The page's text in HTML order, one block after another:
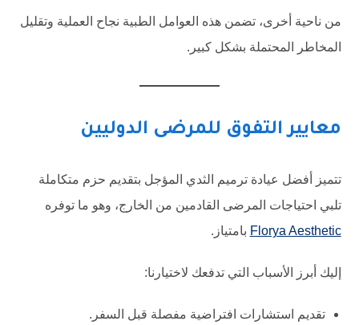
من ناحية أخرى، تضمن هذه العوامل الطبية نجاح العملية وتقليل
المخاطر المحتملة بشكل كبير.
معايير التفوق للمرضى الدوليين
تتميز أفضل عيادة ترميم الثدي المؤجل بتقديم حزم متكاملة
تلبي احتياجات المرضى القادمين من الخارج، وهو ما توفره
Florya Aesthetic بامتياز.
إليك أبرز الأسباب التي تدفعك لاختيارنا:
تقديم استشارات افتراضية مفصلة قبل السفر.